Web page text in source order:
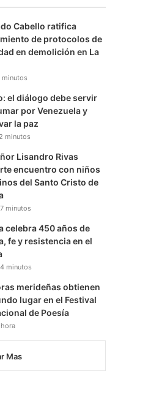
r
a
m
a
m
Cabello ratifica
de protocolos de
en demolición en La
minutos
el diálogo debe servir
por Venezuela y
la paz
minutos
Lisandro Rivas
encuentro con niños
del Santo Cristo de
minutos
celebra 450 años de
fe y resistencia en el
minutos
merideñas obtienen
lugar en el Festival
de Poesía
hora
Mas